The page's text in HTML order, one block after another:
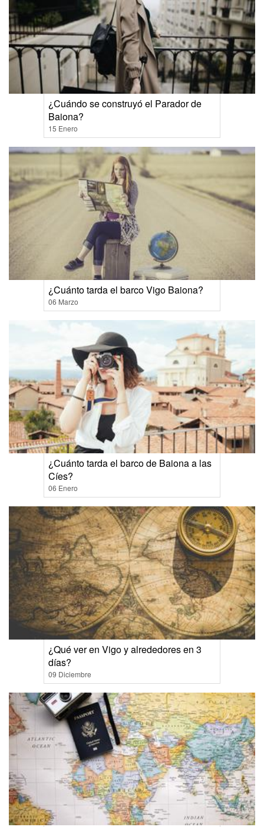
¿Cuándo se construyó el Parador de
Baiona?
15 Enero
¿Cuánto tarda el barco Vigo Baiona?
06 Marzo
¿Cuánto tarda el barco de Baiona a las
Cíes?
06 Enero
¿Qué ver en Vigo y alrededores en 3
días?
09 Diciembre